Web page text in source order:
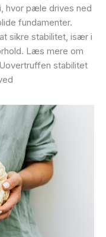
hvor pæle drives ned
fundamenter.
sikre stabilitet, især i
Læs mere om
stabilitet